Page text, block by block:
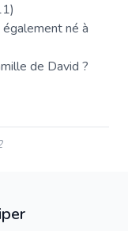
né à
de David ?